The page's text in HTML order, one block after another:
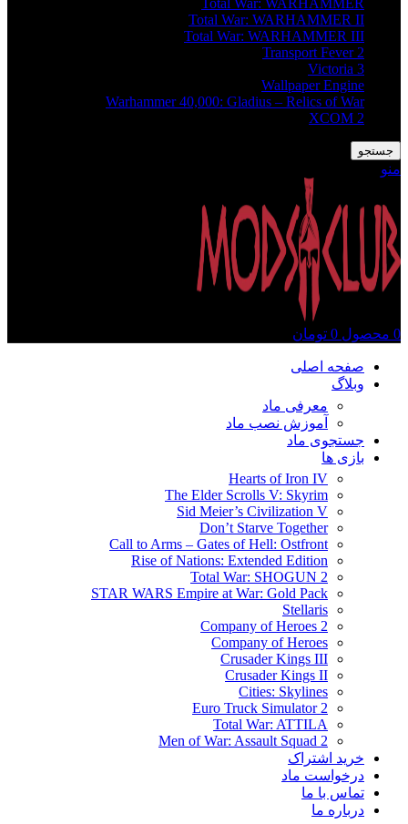
Total War: WARHAMMER
Total War: WARHAMMER II
Total War: WARHAMMER III
Transport Fever 2
Victoria 3
Wallpaper Engine
Warhammer 40,000: Gladius – Relics of War
XCOM 2
جستجو
منو
0 محصول 0 تومان
صفحه اصلی
وبلاگ
معرفی ماد
آموزش نصب ماد
جستجوی ماد
بازی ها
Hearts of Iron IV
The Elder Scrolls V: Skyrim
Sid Meier’s Civilization V
Don’t Starve Together
Call to Arms – Gates of Hell: Ostfront
Rise of Nations: Extended Edition
Total War: SHOGUN 2
STAR WARS Empire at War: Gold Pack
Stellaris
Company of Heroes 2
Company of Heroes
Crusader Kings III
Crusader Kings II
Cities: Skylines
Euro Truck Simulator 2
Total War: ATTILA
Men of War: Assault Squad 2
خرید اشتراک
درخواست ماد
تماس با ما
درباره ما